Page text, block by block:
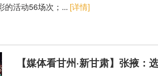
的活动56场次；... [详情]
【媒体看甘州·新甘肃】张掖：